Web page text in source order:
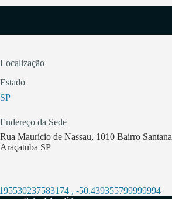
Localização
Estado
SP
Endereço da Sede
Rua Maurício de Nassau, 1010 Bairro Santana
Araçatuba SP
, -50.439355799999994